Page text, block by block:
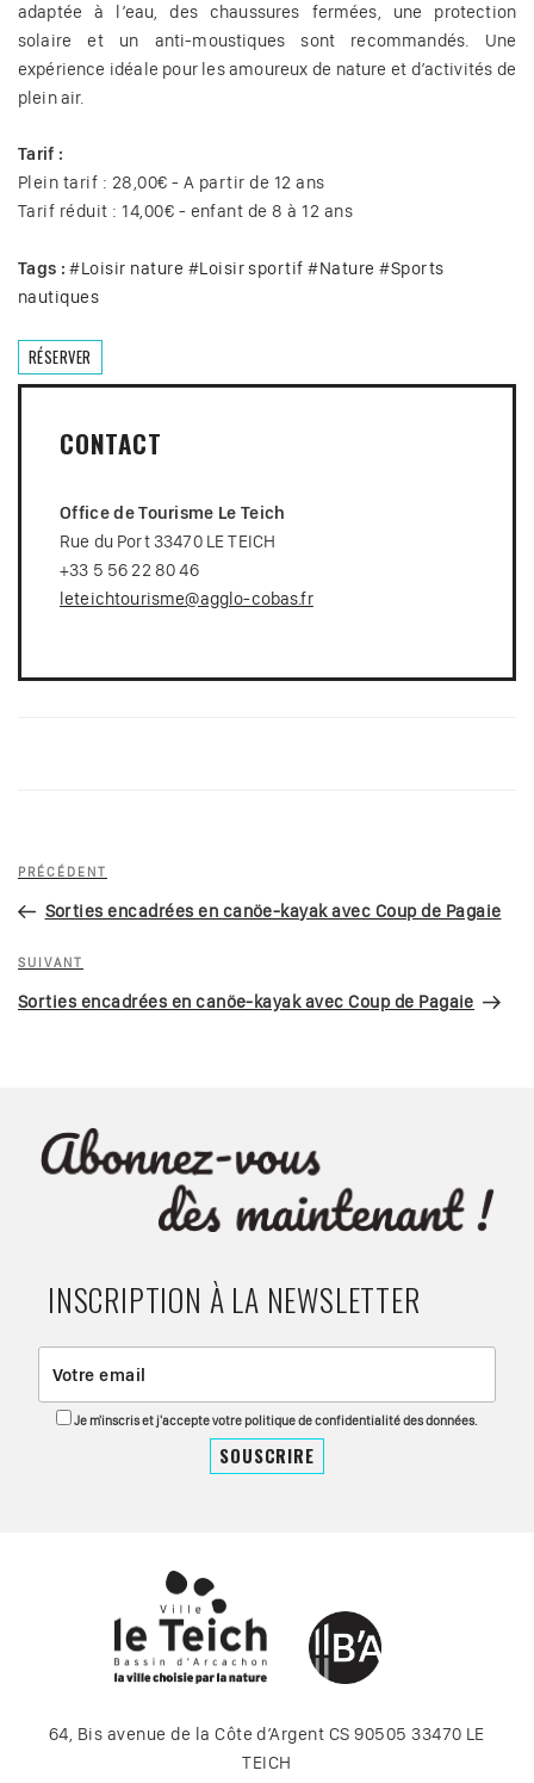
adaptée à l’eau, des chaussures fermées, une protection
solaire et un anti-moustiques sont recommandés. Une
expérience idéale pour les amoureux de nature et d’activités de
plein air.
Tarif :
Plein tarif : 28,00€ - A partir de 12 ans
Tarif réduit : 14,00€ - enfant de 8 à 12 ans
Tags : #Loisir nature #Loisir sportif #Nature #Sports
nautiques
RÉSERVER
CONTACT
Office de Tourisme Le Teich
Rue du Port 33470 LE TEICH
+33 5 56 22 80 46
leteichtourisme@agglo-cobas.fr
Navigation
l’article
Article
précédent
PRÉCÉDENT
Sorties encadrées en canöe-kayak avec Coup de Pagaie
Article
suivant
SUIVANT
Sorties encadrées en canöe-kayak avec Coup de Pagaie
INSCRIPTION À LA NEWSLETTER
Je m'inscris et j'accepte votre politique de confidentialité des données.
64, Bis avenue de la Côte d’Argent CS 90505 33470 LE
TEICH